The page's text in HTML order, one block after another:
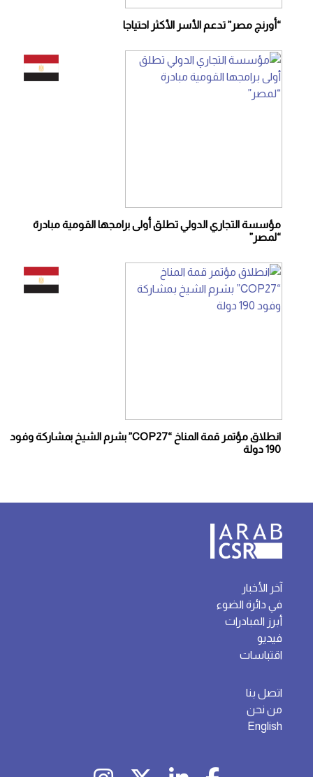
“أورنچ مصر” تدعم الأسر الأكثر احتياجا
مؤسسة التجاري الدولي تطلق أولى برامجها القومية مبادرة
“لمصر”
انطلاق مؤتمر قمة المناخ “COP27” بشرم الشيخ بمشاركة وفود
190 دولة
آخر الأخبار
في دائرة الضوء
أبرز المبادرات
فيديو
اقتباسات
اتصل بنا
من نحن
English